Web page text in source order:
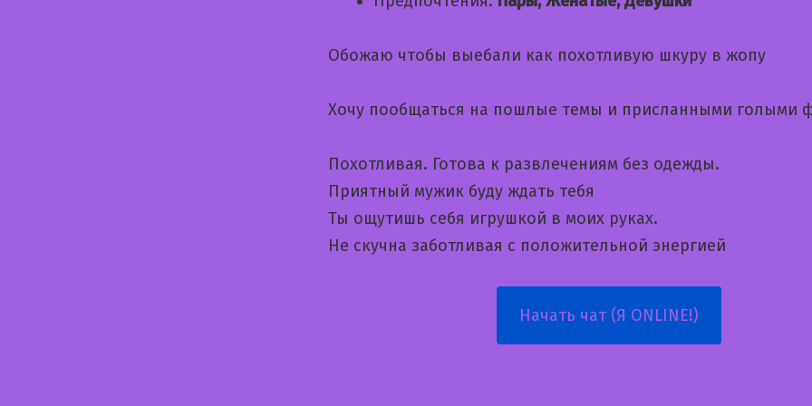
Обожаю чтобы выебали как похотливую шкуру в жопу
Хочу пообщаться на пошлые темы и приcланными голыми
Похотливая. Готова к развлечениям без одежды.
Приятный мужик буду ждать тебя
Ты ощутишь себя игрушкой в моих руках.
Не скучна заботливая с положительной энергией
Начать чат (Я ONLINE!)